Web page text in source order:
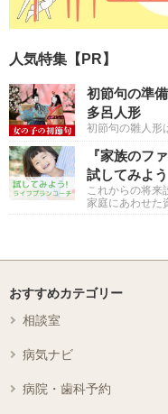
人気特集【PR】
初節句の準
多呂人形
初節句の雛人形
『家族のフ
試してみよ
これからの将来
家庭にあわせた
おすすめカテゴリー
相談室
病気ナビ
病院・歯科予約